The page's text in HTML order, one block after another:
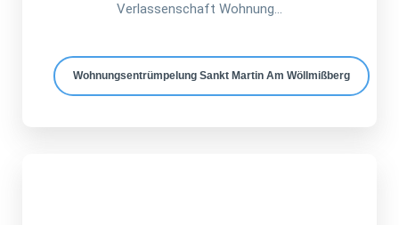
Verlassenschaft Wohnung...
Wohnungsentrümpelung Sankt Martin Am Wöllmißberg